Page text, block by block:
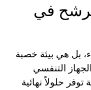
في
بل هي بيئة خصبة
التنفسي
حلولاً نهائية